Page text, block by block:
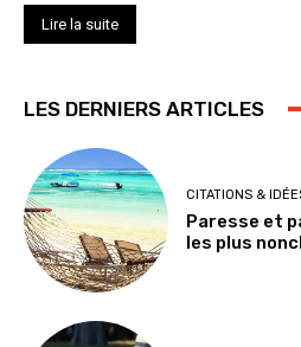
Lire la suite
LES DERNIERS ARTICLES
CITATIONS &
Paresse et
les plus